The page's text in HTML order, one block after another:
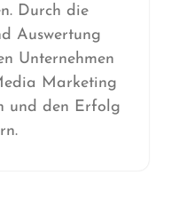
Durch die
Auswertung
Unternehmen
Marketing
und den Erfolg